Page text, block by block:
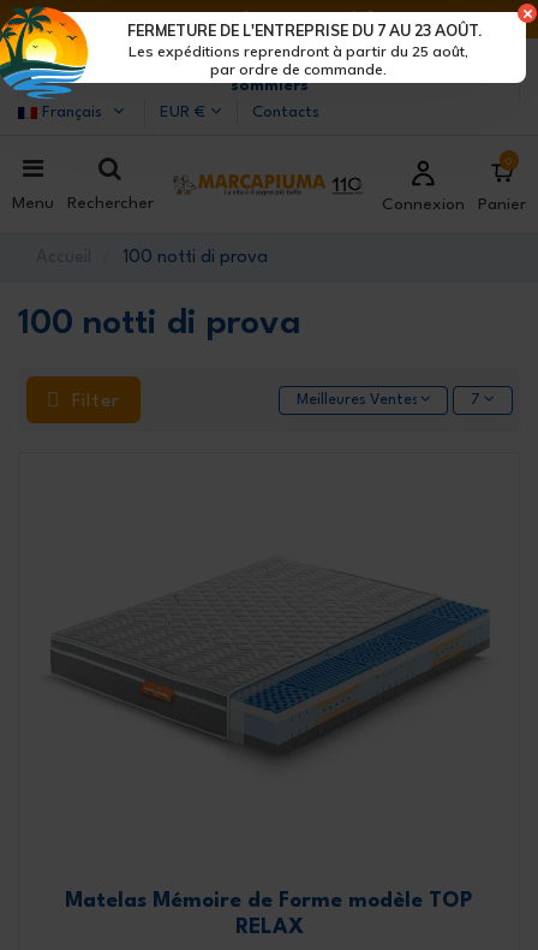
Marcapiuma| Fabricants de matelas, oreillers et
sommiers
Français
EUR € Contacts
Menu Rechercher Connexion
0
Panier
100 notti di prova
100 notti di prova
Filter Meilleures Ventes 7
Matelas Mémoire de Forme modèle TOP
RELAX
Les expéditions reprendront à partir du 25 août,
par ordre de commande.
FERMETURE DE L'ENTREPRISE DU 7 AU 23 AOÛT.